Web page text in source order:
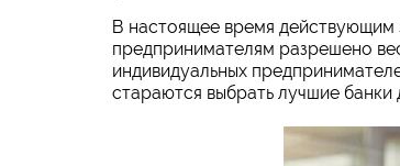
В настоящее время действующим
предпринимателям разрешено
индивидуальных
стараются выбрать лучшие